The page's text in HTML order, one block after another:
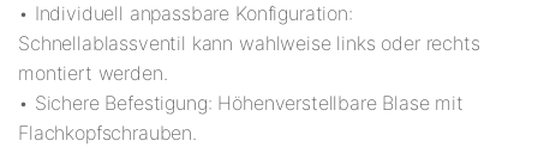
• Individuell anpassbare Konfiguration:
Schnellablassventil kann wahlweise links oder rechts
montiert werden.
• Sichere Befestigung: Höhenverstellbare Blase mit
Flachkopfschrauben.